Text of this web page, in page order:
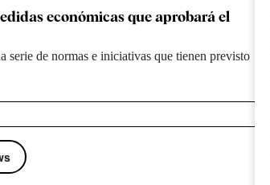
económicas que aprobará el
serie de normas e iniciativas que tienen previsto